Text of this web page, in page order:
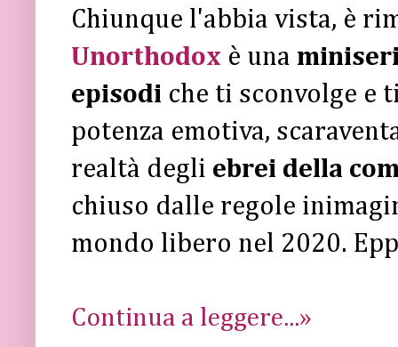
Chiunque l'abbia vista, è
Unorthodox è una
episodi che ti sconvolge e
potenza emotiva,
realtà degli ebrei della
chiuso dalle regole
mondo libero nel 2020.
Continua a leggere...»